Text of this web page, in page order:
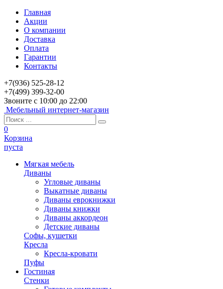
Главная
Акции
О компании
Доставка
Оплата
Гарантии
Контакты
+7(936) 525-28-12
+7(499) 399-32-00
Звоните с 10:00 до 22:00
Мебельный интернет-магазин
0
Корзина
пуста
Мягкая мебель
Диваны
Угловые диваны
Выкатные диваны
Диваны еврокнижки
Диваны книжки
Диваны аккордеон
Детские диваны
Софы, кушетки
Кресла
Кресла-кровати
Пуфы
Гостиная
Стенки